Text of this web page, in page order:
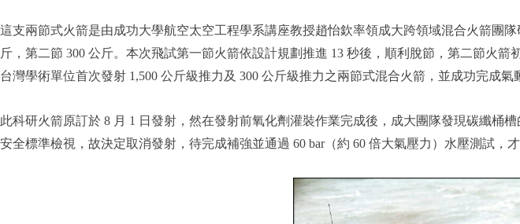
這支兩節式火箭是由成功大學航空太空工程學系講座教授趙怡欽率領成大跨領域混合火箭團
斤，第二節 300 公斤。本次飛試第一節火箭依設計規劃推進 13 秒後，順利脫節，第二節火
台灣學術單位首次發射 1,500 公斤級推力及 300 公斤級推力之兩節式混合火箭，並成功完成氣
此科研火箭原訂於 8 月 1 日發射，然在發射前氧化劑灌裝作業完成後，成大團隊發現碳纖
安全標準檢視，故決定取消發射，待完成補強並通過 60 bar（約 60 倍大氣壓力）水壓測試，